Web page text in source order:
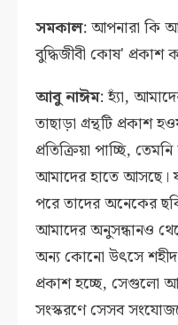
সমকাল: আপনারা কি
বুদ্ধিজীবী কোষ' প্রকাশ
আবু নাঈম: হ্যাঁ,
তাছাড়া গ্রন্থটি
প্রতিক্রিয়া পাচ্ছি,
আমাদের হাতে আসছে।
পরে তাদের অনেকের
আমাদের অনুসন্ধানও
অন্য কোনো উৎসে শহীদ
প্রকাশ হচ্ছে, সেগুলো
সংস্করণে সেসব